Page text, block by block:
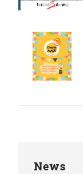
News